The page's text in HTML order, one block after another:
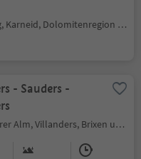
Steinegg, Karneid, Dolomitenregion Eggental
- Sauders -
Villanderer Alm, Villanders, Brixen und Umgebung